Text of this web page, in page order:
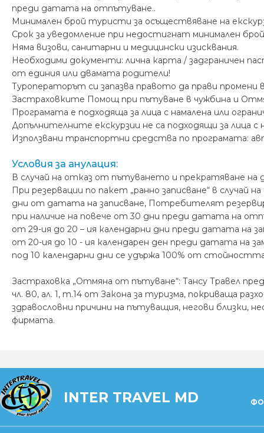
преди датата на отпътуване..
Минимален брой туристи за осъществяване на
Срок за уведомление при недостигнат минимален
Няма визови, санитарни и медицински изисквания.
Необходими документи: лична карта / задграничен
от единия или двамата родители!
Туроператорът си запазва правото да прави
Застраховките Помощ при пътуване в чужбина и
Програмата е подходяща за лица с намалена или
Допълнителните екскурзии не са подходящи за лица
Използвани транспортни средства по програмата:
Условия за анулация:
В случай на отказ от пътуването и прекратяване
При резервации по пакет „ранно записване“ в
дни от датата на записване, Потребителят
при наличие на повече от 30 дни преди датата на
от 29-ия до 20 – ия календарни дни преди датата на
от 20-ия до 10 - ия календарен ден преди датата на
под 10 календарни дни се удържа 100% от
Застраховка „Отмяна от пътуване“: Тансу Травел
чл. 80, ал. 1, т.14 от Закона за туризма, покриваща
здравословни причини на пътуващия, негови близки,
фирмата.
INTER TRAVEL MD